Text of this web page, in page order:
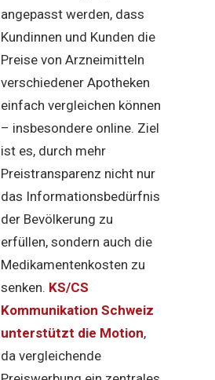
angepasst werden, dass
Kundinnen und Kunden die
Preise von Arzneimitteln
verschiedener Apotheken
einfach vergleichen können
– insbesondere online. Ziel
ist es, durch mehr
Preistransparenz nicht nur
das Informationsbedürfnis
der Bevölkerung zu
erfüllen, sondern auch die
Medikamentenkosten zu
senken. KS/CS
Kommunikation Schweiz
unterstützt die Motion,
da vergleichende